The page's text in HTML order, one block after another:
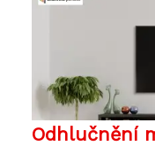
Odhlučnění